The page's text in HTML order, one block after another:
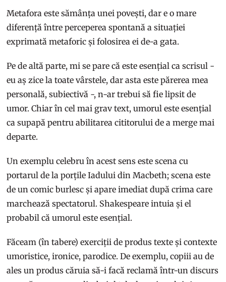
Metafora este sămânța unei povești, dar e o mare
diferență între perceperea spontană a situației
exprimată metaforic și folosirea ei de-a gata.
Pe de altă parte, mi se pare că este esențial ca scrisul -
eu aș zice la toate vârstele, dar asta este părerea mea
personală, subiectivă -, n-ar trebui să fie lipsit de
umor. Chiar în cel mai grav text, umorul este esențial
ca supapă pentru abilitarea cititorului de a merge mai
departe.
Un exemplu celebru în acest sens este scena cu
portarul de la porțile Iadului din Macbeth; scena este
de un comic burlesc și apare imediat după crima care
marchează spectatorul. Shakespeare intuia și el
probabil că umorul este esențial.
Făceam (în tabere) exerciții de produs texte și contexte
umoristice, ironice, parodice. De exemplu, copiii au de
ales un produs căruia să-i facă reclamă într-un discurs